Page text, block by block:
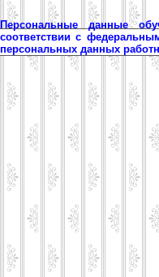
Персональные данные
соответствии с
персональных данных